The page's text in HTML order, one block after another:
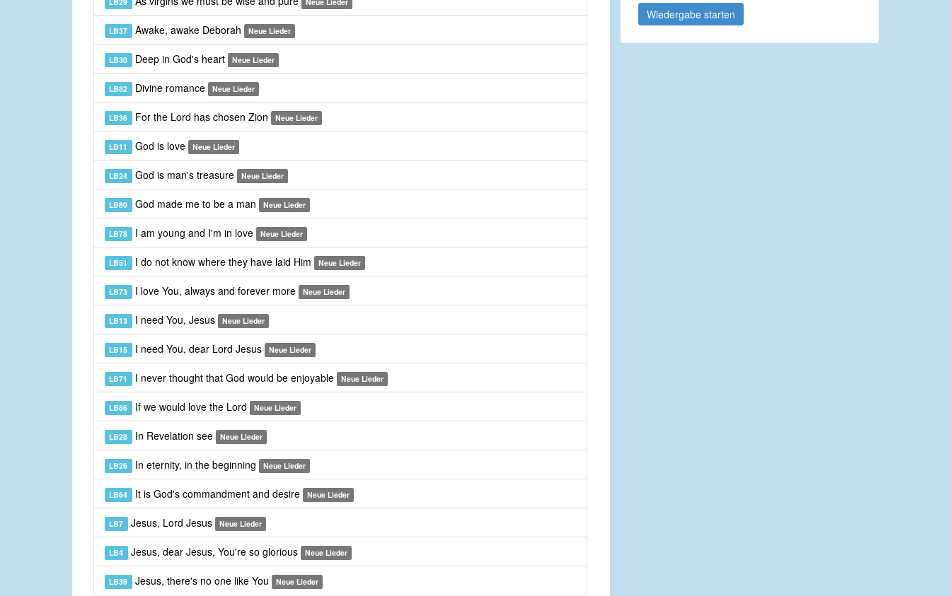
LB37 Awake, awake Deborah Neue Lieder
LB30 Deep in God's heart Neue Lieder
LB82 Divine romance Neue Lieder
LB36 For the Lord has chosen Zion Neue Lieder
LB11 God is love Neue Lieder
LB24 God is man's treasure Neue Lieder
LB80 God made me to be a man Neue Lieder
LB78 I am young and I'm in love Neue Lieder
LB51 I do not know where they have laid Him Neue Lieder
LB73 I love You, always and forever more Neue Lieder
LB13 I need You, Jesus Neue Lieder
LB15 I need You, dear Lord Jesus Neue Lieder
LB71 I never thought that God would be enjoyable Neue Lieder
LB86 If we would love the Lord Neue Lieder
LB28 In Revelation see Neue Lieder
LB26 In eternity, in the beginning Neue Lieder
LB64 It is God's commandment and desire Neue Lieder
LB7 Jesus, Lord Jesus Neue Lieder
LB4 Jesus, dear Jesus, You're so glorious Neue Lieder
LB39 Jesus, there's no one like You Neue Lieder
Wiedergabe starten